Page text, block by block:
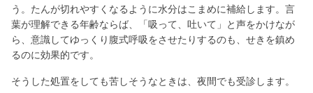
う。たんが切れやすくなるように水分はこまめに補給します。言
葉が理解できる年齢ならば、「吸って、吐いて」と声をかけなが
ら、意識してゆっくり腹式呼吸をさせたりするのも、せきを鎮め
るのに効果的です。
そうした処置をしても苦しそうなときは、夜間でも受診します。